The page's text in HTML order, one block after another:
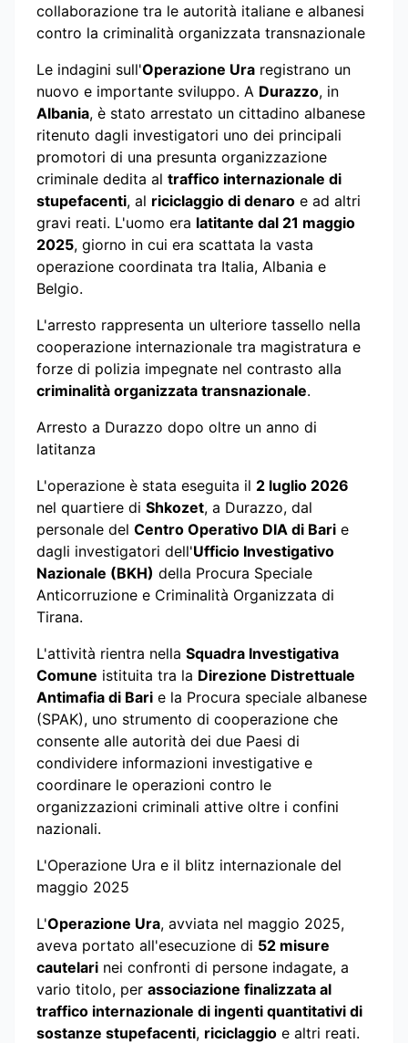
collaborazione tra le autorità italiane e albanesi
contro la criminalità organizzata transnazionale
Le indagini sull'Operazione Ura registrano un
nuovo e importante sviluppo. A Durazzo, in
Albania, è stato arrestato un cittadino albanese
ritenuto dagli investigatori uno dei principali
promotori di una presunta organizzazione
criminale dedita al traffico internazionale di
stupefacenti, al riciclaggio di denaro e ad altri
gravi reati. L'uomo era latitante dal 21 maggio
2025, giorno in cui era scattata la vasta
operazione coordinata tra Italia, Albania e
Belgio.
L'arresto rappresenta un ulteriore tassello nella
cooperazione internazionale tra magistratura e
forze di polizia impegnate nel contrasto alla
criminalità organizzata transnazionale.
Arresto a Durazzo dopo oltre un anno di
latitanza
L'operazione è stata eseguita il 2 luglio 2026
nel quartiere di Shkozet, a Durazzo, dal
personale del Centro Operativo DIA di Bari e
dagli investigatori dell'Ufficio Investigativo
Nazionale (BKH) della Procura Speciale
Anticorruzione e Criminalità Organizzata di
Tirana.
L'attività rientra nella Squadra Investigativa
Comune istituita tra la Direzione Distrettuale
Antimafia di Bari e la Procura speciale albanese
(SPAK), uno strumento di cooperazione che
consente alle autorità dei due Paesi di
condividere informazioni investigative e
coordinare le operazioni contro le
organizzazioni criminali attive oltre i confini
nazionali.
L'Operazione Ura e il blitz internazionale del
maggio 2025
L'Operazione Ura, avviata nel maggio 2025,
aveva portato all'esecuzione di 52 misure
cautelari nei confronti di persone indagate, a
vario titolo, per associazione finalizzata al
traffico internazionale di ingenti quantitativi di
sostanze stupefacenti, riciclaggio e altri reati.